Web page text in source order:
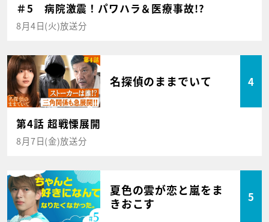
＃5 病院激震！パワハラ＆医療事故!?
8月4日(火)放送分
名探偵のままでいて 4
第4話 超戦慄展開
8月7日(金)放送分
夏色の雲が恋と嵐をま
きおこす
5